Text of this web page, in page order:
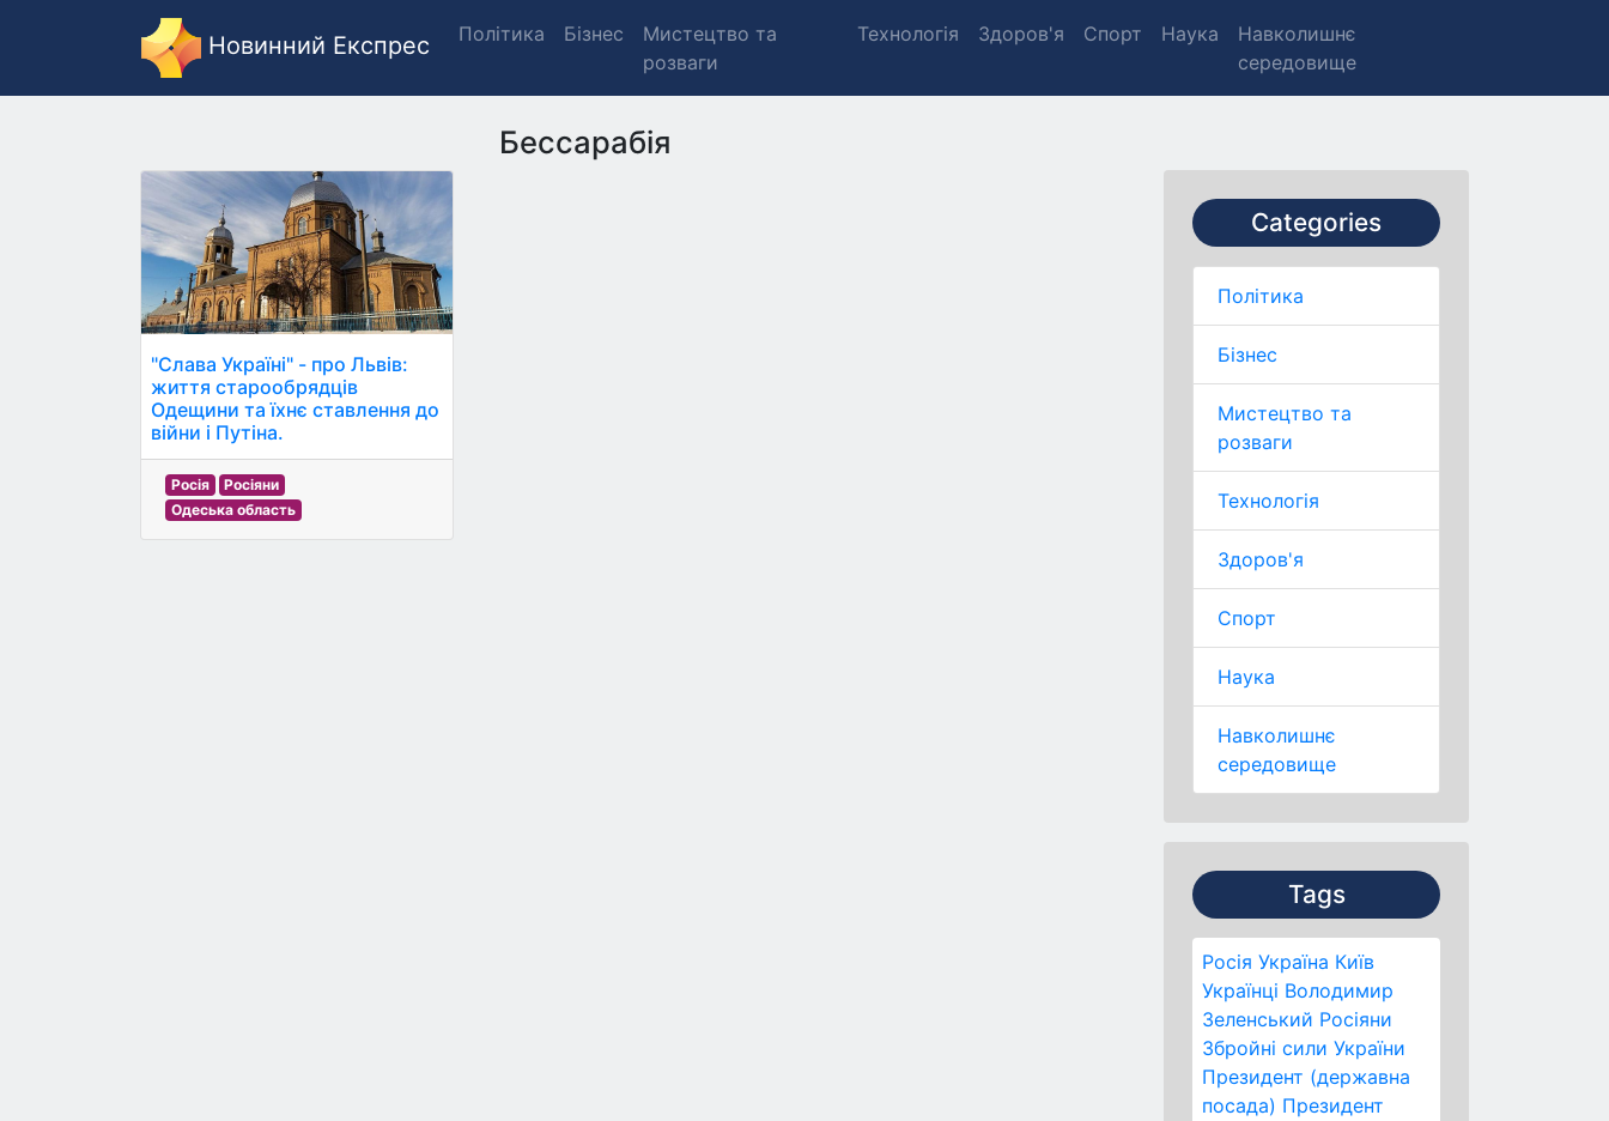
Новинний Експрес Політика Бізнес
Мистецтво та
розваги
Технологія Здоров'я Спорт Наука
Навколишнє
середовище
Бессарабія
Categories
Політика
Бізнес
Мистецтво та
розваги
Технологія
Здоров'я
Спорт
Наука
Навколишнє
середовище
Tags
Росія Україна Київ
Українці Володимир
Зеленський Росіяни
Збройні сили України
Президент (державна
посада) Президент
"Слава Україні" - про Львів:
життя старообрядців
Одещини та їхнє ставлення до
війни і Путіна.
Росія
Росіяни
Одеська область